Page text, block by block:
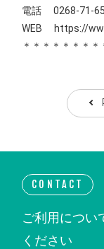
電話 0268-71-
WEB
https://
＊＊＊＊＊＊＊
CONTACT
ご利用につい
ください